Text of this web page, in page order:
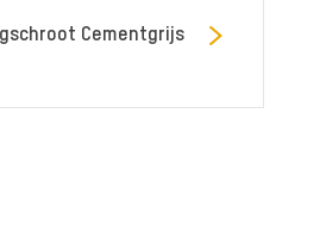
Cementgrijs